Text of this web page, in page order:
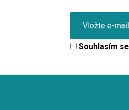
Souhlasím se